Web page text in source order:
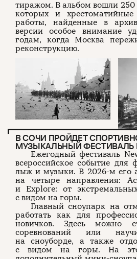
тиражом. В альбом вошли
которых и
работы, найденные в
версии особое внимание
годам, когда Москва
реконструкцию.
В СОЧИ ПРОЙДЕТ
МУЗЫКАЛЬНЫЙ ФЕСТИВАЛЬ
Ежегодный фестиваль
всероссийское событие для
лыж и музыки. В 2026-м его
на четыре направления:
и Explore: от
с видом на горы.
Главный сноупарк на
работать как для
новичков. Здесь можно
соревнований или
на сноуборде, а также
с видом на горы. На